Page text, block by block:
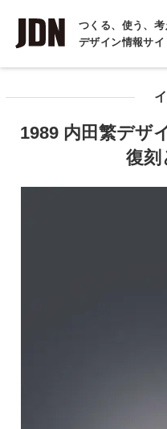
つくる、使う、
デザイン情報サイ
INTERVIEW
インタビュー
1989 内田繁デザ
復